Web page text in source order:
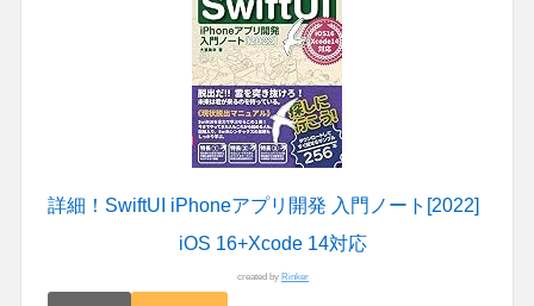
詳細！SwiftUI iPhoneアプリ開発 入門ノート[2022]
iOS 16+Xcode 14対応
created by Rinker